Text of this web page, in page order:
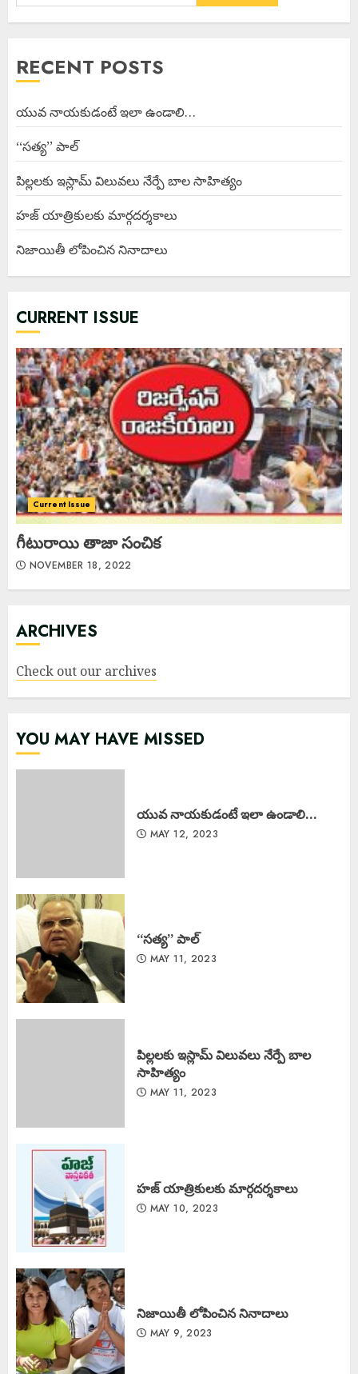
RECENT POSTS
యువ నాయకుడంటే ఇలా ఉండాలి…
‘‘సత్య’’ పాల్
పిల్లలకు ఇస్లామ్ విలువలు నేర్పే బాల సాహిత్యం
హజ్ యాత్రికులకు మార్గదర్శకాలు
నిజాయితీ లోపించిన నినాదాలు
CURRENT ISSUE
Current Issue
గీటురాయి తాజా సంచిక
NOVEMBER 18, 2022
ARCHIVES
Check out our archives
YOU MAY HAVE MISSED
యువ నాయకుడంటే ఇలా ఉండాలి…
MAY 12, 2023
‘‘సత్య’’ పాల్
MAY 11, 2023
పిల్లలకు ఇస్లామ్ విలువలు నేర్పే బాల
సాహిత్యం
MAY 11, 2023
హజ్ యాత్రికులకు మార్గదర్శకాలు
MAY 10, 2023
నిజాయితీ లోపించిన నినాదాలు
MAY 9, 2023